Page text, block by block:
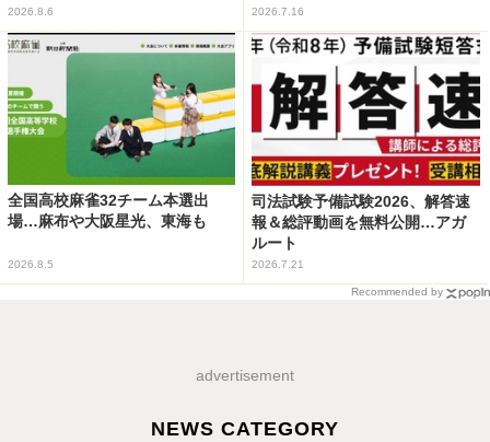
2026.8.6 2026.7.16
全国高校麻雀32チーム本選出
場…麻布や大阪星光、東海も
2026.8.5
司法試験予備試験2026、解答速
報＆総評動画を無料公開…アガ
ルート
2026.7.21
Recommended by
advertisement
NEWS CATEGORY